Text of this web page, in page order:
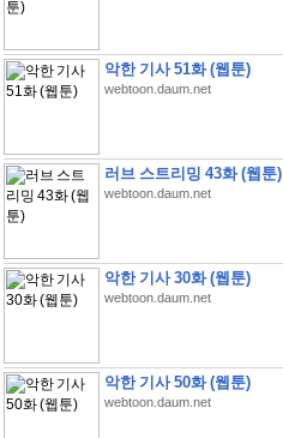
악한 기사 51화 (웹툰)
webtoon.daum.net
러브 스트리밍 43화 (웹툰)
webtoon.daum.net
악한 기사 30화 (웹툰)
webtoon.daum.net
악한 기사 50화 (웹툰)
webtoon.daum.net